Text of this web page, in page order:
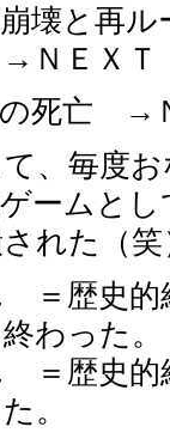
壊と再ル
→ＮＥＸ
死亡 →
、毎度
ームと
れた（
＝歴史的
わった。
＝歴史的
。